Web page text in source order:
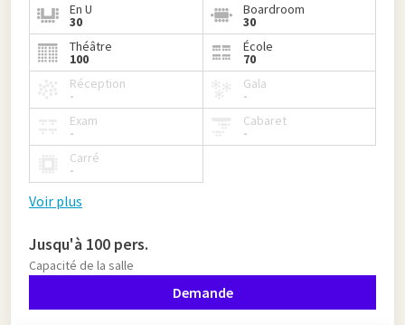
En U
30
Boardroom
30
Théâtre
100
École
70
Réception
-
Gala
-
Exam
-
Cabaret
-
Carré
-
Voir plus
Jusqu'à 100 pers.
Capacité de la salle
Demande